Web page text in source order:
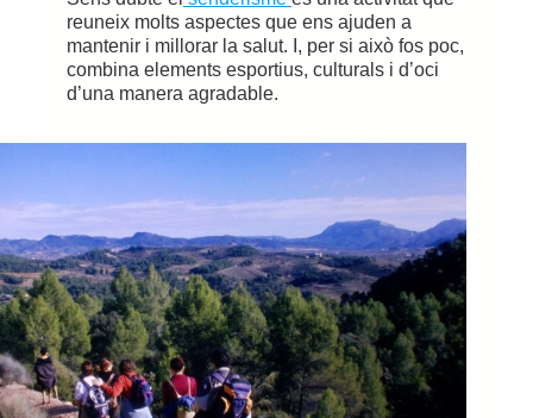
reuneix molts aspectes que ens ajuden a
mantenir i millorar la salut. I, per si això fos poc,
combina elements esportius, culturals i d’oci
d’una manera agradable.